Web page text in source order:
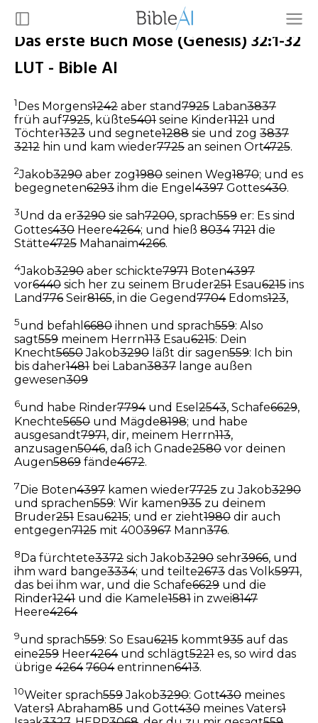
Das erste Buch Mose (Genesis) 32:1-32
LUT - Bible AI
1Des Morgens1242 aber stand7925 Laban3837
früh auf7925, küßte5401 seine Kinder1121 und
Töchter1323 und segnete1288 sie und zog 3837
3212 hin und kam wieder7725 an seinen Ort4725.
2Jakob3290 aber zog1980 seinen Weg1870; und es
begegneten6293 ihm die Engel 4397 Gottes430.
3Und da er3290 sie sah7200, sprach559 er: Es sind
Gottes430 Heere4264; und hieß 8034 7121 die
Stätte4725 Mahanaim4266.
4Jakob3290 aber schickte7971 Boten4397
vor6440 sich her zu seinem Bruder251 Esau6215 ins
Land776 Seir8165, in die Gegend7704Edoms123,
5und befahl 6680 ihnen und sprach559: Also
sagt559 meinem Herrn113 Esau6215: Dein
Knecht5650Jakob3290 läßt dir sagen559: Ich bin
bis daher1481 bei Laban3837 lange außen
gewesen309
6und habe Rinder7794und Esel 2543, Schafe6629,
Knechte5650 und Mägde8198; und habe
ausgesandt7971, dir, meinem Herrn113,
anzusagen5046, daß ich Gnade2580 vor deinen
Augen5869 fände4672.
7Die Boten4397 kamen wieder7725 zu Jakob3290
und sprachen559: Wir kamen935 zu deinem
Bruder251 Esau6215; und er zieht1980 dir auch
entgegen7125 mit 4003967 Mann376.
8 Da fürchtete3372 sich Jakob3290 sehr3966, und
ihm ward bange3334; und teilte2673 das Volk5971,
das bei ihm war, und die Schafe6629 und die
Rinder1241 und die Kamele1581 in zwei8147
Heere4264
9und sprach559: So Esau6215 kommt935 auf das
eine259 Heer4264und schlägt5221 es, so wird das
übrige 4264 7604entrinnen6413.
10Weiter sprach559Jakob3290: Gott430 meines
Vaters1 Abraham85 und Gott430 meines Vaters1